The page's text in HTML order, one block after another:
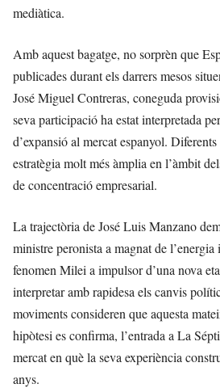
mediàtica.
Amb aquest bagatge, no sorprèn que
publicades durant els darrers mesos
José Miguel Contreras, coneguda
seva participació ha estat interpretada
d’expansió al mercat espanyol.
estratègia molt més àmplia en l’àmbit
de concentració empresarial.
La trajectòria de José Luis Manzano
ministre peronista a magnat de
fenomen Milei a impulsor d’una nova
interpretar amb rapidesa els canvis
moviments consideren que aquesta
hipòtesi es confirma, l’entrada a La
mercat en què la seva experiència
anys.